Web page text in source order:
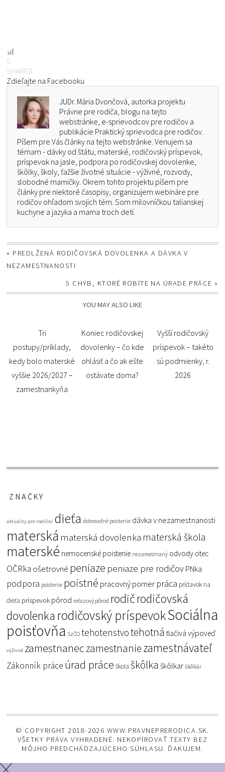
0
SHARES
Zdieľajte na Facebooku
JUDr. Mária Dvončová, autorka projektu
Právne pre rodiča, blogu na tejto
webstránke, e-sprievodcov pre rodičov a
publikácie Praktický sprievodca pre rodičov.
Píšem pre Vás články na tejto webstránke. Venujem sa
témam - dávky od štátu, materské, rodičovský príspevok,
príspevok na jasle, podpora po rodičovskej dovolenke,
škôlky, školy, ťažšie životné situácie - výživné, rozvody,
slobodné mamičky. Okrem tohto projektu píšem pre
články pre niektoré časopisy, organizujem webináre pre
rodičov ohľadom svojich tém. Som milovníčkou talianskej
kuchyne a jazyka a mama troch detí.
« PREDLŽENÁ RODIČOVSKÁ DOVOLENKA A DÁVKA V
NEZAMESTNANOSTI
5 CHÝB, KTORÉ ROBÍTE NA ÚRADE PRÁCE »
YOU MAY ALSO LIKE
Tri
postupy/príklady,
kedy bolo materské
vyššie 2026/2027 –
zamestnankyňa
Koniec rodičovskej
dovolenky – čo kde
ohlásiť a čo ak ešte
ostávate doma?
Vyšší rodičovský
príspevok – takéto
sú podmienky, r.
2026
ZNAČKY
aktuality pre rodičov dieťa dobrovoľné poistenie dávka v nezamestnanosti
materská materská dovolenka materská škola
materské nemocenské poistenie nezamestnaný odvody otec
OČRka ošetrovné peniaze peniaze pre rodičov PNka
podpora poistenie poistné pracovný pomer práca prídavok na
dieťa príspevok pôrod reťazový pôrod rodičrodičovská
dovolenka rodičovský príspevokSociálna
poisťovňa SzČO tehotenstvotehotná tlačivá výpoveď
výživné zamestnaneczamestnaniezamestnávateľ
Zákonník práce úrad práce škola škôlka škôlkar škôlkár
© COPYRIGHT 2018-2026 WWW.PRAVNEPRERODICA.SK.
VŠETKY PRÁVA VYHRADENÉ. NEKOPÍROVAŤ TEXTY BEZ
MÔJHO PREDCHÁDZAJÚCEHO SÚHLASU. ĎAKUJEM.